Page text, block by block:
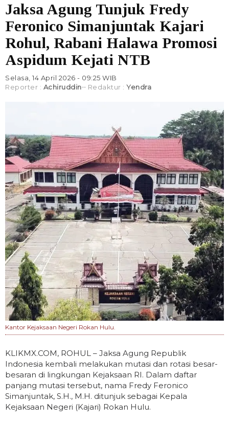
Jaksa Agung Tunjuk Fredy
Feronico Simanjuntak Kajari
Rohul, Rabani Halawa Promosi
Aspidum Kejati NTB
Selasa, 14 April 2026 - 09:25 WIB
Reporter : Achiruddin Redaktur : Yendra
Kantor Kejaksaan Negeri Rokan Hulu.
KLIKMX.COM, ROHUL – Jaksa Agung Republik
Indonesia kembali melakukan mutasi dan rotasi besar-
besaran di lingkungan Kejaksaan RI. Dalam daftar
panjang mutasi tersebut, nama Fredy Feronico
Simanjuntak, S.H., M.H. ditunjuk sebagai Kepala
Kejaksaan Negeri (Kajari) Rokan Hulu.